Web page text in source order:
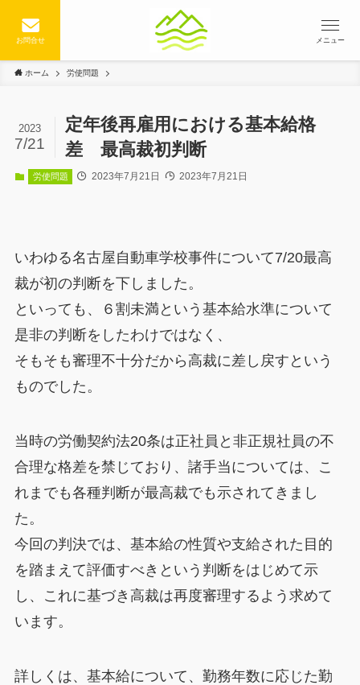
お問合せ メニュー
ホーム 労使問題
定年後再雇用における基本給格
差 最高裁初判断
2023
7/21
労使問題 2023年7月21日 2023年7月21日
いわゆる名古屋自動車学校事件について7/20最高
裁が初の判断を下しました。
といっても、６割未満という基本給水準について
是非の判断をしたわけではなく、
そもそも審理不十分だから高裁に差し戻すという
ものでした。
当時の労働契約法20条は正社員と非正規社員の不
合理な格差を禁じており、諸手当については、こ
れまでも各種判断が最高裁でも示されてきまし
た。
今回の判決では、基本給の性質や支給された目的
を踏まえて評価すべきという判断をはじめて示
し、これに基づき高裁は再度審理するよう求めて
います。
詳しくは、基本給について、勤務年数に応じた勤